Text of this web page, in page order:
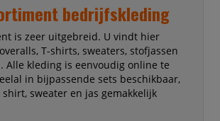
bedrijfskleding
is zeer uitgebreid. U vindt hier
T-shirts, sweaters, stofjassen
Alle kleding is eenvoudig online te
in bijpassende sets beschikbaar,
sweater en jas gemakkelijk